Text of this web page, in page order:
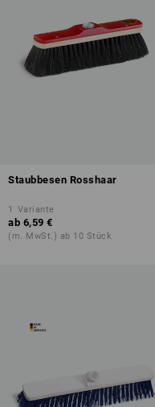
Staubbesen Rosshaar
1 Variante
ab 6,59 €
(m. MwSt.) ab 10 Stück